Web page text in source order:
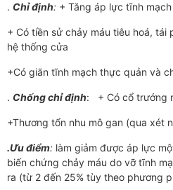
. Chỉ định: + Tăng áp lực tĩnh
+ Có tiền sử chảy máu tiêu hoá, tái
hệ thống cửa
+Có giãn tĩnh mạch thực quản và
. Chống chỉ định: + Có cổ trướng
+Thương tổn nhu mô gan (qua xét
.Ưu điểm: làm giảm được áp lực
biến chứng chảy máu do vỡ tĩnh
ra (từ 2 đến 25% tùy theo phương